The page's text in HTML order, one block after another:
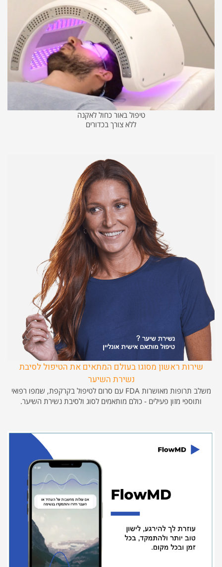
טיפול באור כחול לאקנה
ללא צורך בכדורים
שירות ראשון מסוגו בעולם המתאים את הטיפול לסיבת
נשירת השיער
משלב תרופות מאושרות FDA עם סרום לטיפול בקרקפת, שמפו רפואי
ותוספי מזון פעילים - כולם מותאמים לסוג ולסיבת נשירת השיער.